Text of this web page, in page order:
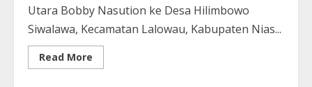
Utara Bobby Nasution ke Desa Hilimbowo
Siwalawa, Kecamatan Lalowau, Kabupaten Nias...
Read More
more